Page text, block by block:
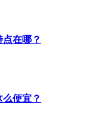
在哪？
便宜？